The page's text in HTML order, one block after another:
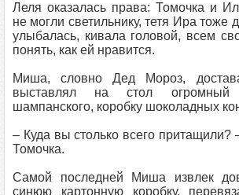
Леля оказалась права: Томочка и
не могли светильнику, тетя Ира тоже
улыбалась, кивала головой, всем
понять, как ей нравится.
Миша, словно Дед Мороз,
выставлял на стол огромный
шампанского, коробку шоколадных
– Куда вы столько всего притащили?
Томочка.
Самой последней Миша извлек
синюю картонную коробку,